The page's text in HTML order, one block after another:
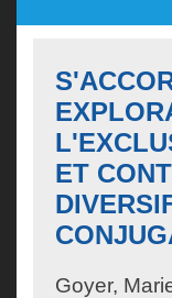
ET
Goyer,